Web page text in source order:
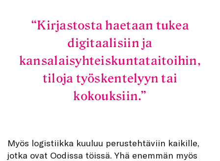
Kirjastosta haetaan tukea
digitaalisiin ja
kansalaisyhteiskuntataitoihin,
tiloja työskentelyyn tai
kokouksiin.
Myös logistiikka kuuluu perustehtäviin kaikille,
jotka ovat Oodissa töissä. Yhä enemmän myös